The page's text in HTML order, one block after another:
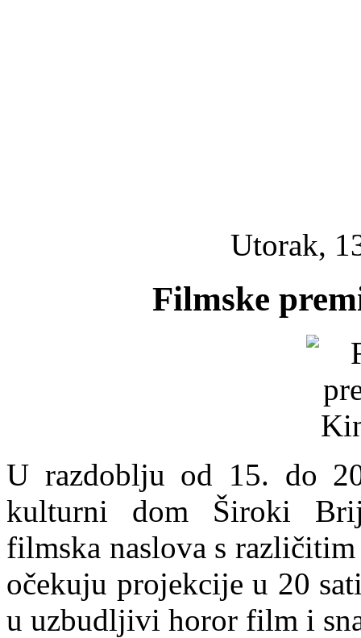
Utorak,
Filmske
U razdoblju od 15. do
kulturni dom Široki
filmska naslova s
očekuju projekcije u 20
u uzbudljivi horor film i